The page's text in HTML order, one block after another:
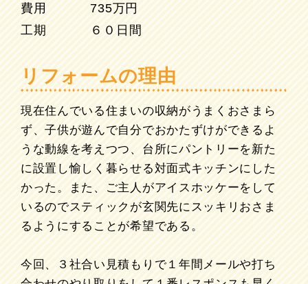
費用
735万円
工期
６０日間
リフォームの理由
現在住んでいる住まいの収納がうまくおさまら
ず、子供が遊んで自分でおかたずけができるよ
うな動線を考えつつ、台所にパントリーを新た
に設置し愉しく暮らせる対面式キッチンにした
かった。また、ご主人がアイスホッケーをして
いるのでスティックが玄関先にスッキリおさま
るようにすることが希望である。
今回、３社合い見積もりで１年間メールや打ち